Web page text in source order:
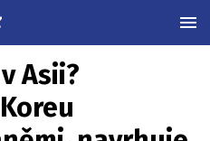
Asii?